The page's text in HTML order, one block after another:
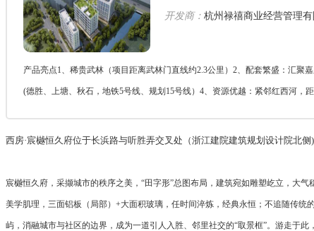
开发商： 杭州禄禧商业经营管理有
产品亮点1、稀贵武林（项目距离武林门直线约2.3公里）2、配套繁盛：汇
(德胜、上塘、秋石，地铁5号线、规划15号线）4、资源优越：紧邻红西河，
西房·宸樾恒久府位于长浜路与听胜弄交叉处（浙江建院建筑规划设计院北
宸樾恒久府，采撷城市的秩序之美，“田字形”总图布局，建筑宛如雕塑屹立，大
美学肌理，三面铝板（局部）+大面积玻璃，任时间淬炼，经典永恒；不追随传
屿，消融城市与社区的边界，成为一道引人入胜、邻里社交的“取景框”。游走